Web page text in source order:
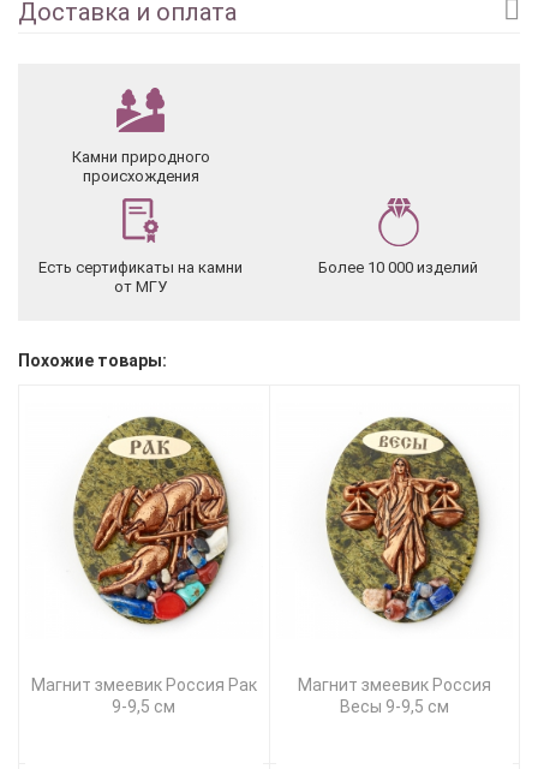
Доставка и оплата
Камни природного
происхождения
Есть сертификаты на камни
от МГУ
Более 10 000 изделий
Похожие товары:
Магнит змеевик Россия Рак
9-9,5 см
Магнит змеевик Россия
Весы 9-9,5 см